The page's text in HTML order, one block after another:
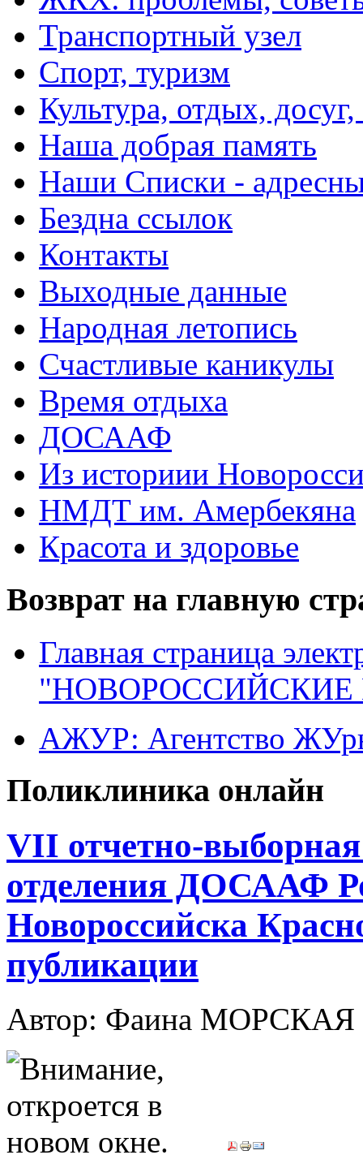
Транспортный узел
Спорт, туризм
Культура, отдых,
Наша добрая память
Наши Списки -
Бездна ссылок
Контакты
Выходные данные
Народная летопись
Счастливые каникулы
Время отдыха
ДОСААФ
Из историии
НМДТ им. Амербекяна
Красота и здоровье
Возврат на главную
Главная страница
"НОВОРОССИЙСКИЕ
АЖУР: Агентство
Поликлиника онлайн
VII отчетно-
отделения ДОСААФ
Новороссийска
публикации
Автор: Фаина МОРСКАЯ